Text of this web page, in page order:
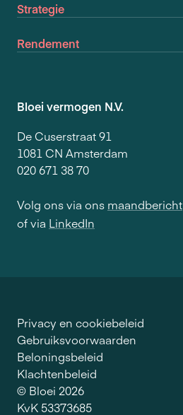
Strategie
Rendement
Bloei vermogen N.V.
De Cuserstraat 91
1081 CN Amsterdam
020 671 38 70
Volg ons via ons maandbericht
of via LinkedIn
Privacy en cookiebeleid
Gebruiksvoorwaarden
Beloningsbeleid
Klachtenbeleid
© Bloei 2026
KvK 53373685